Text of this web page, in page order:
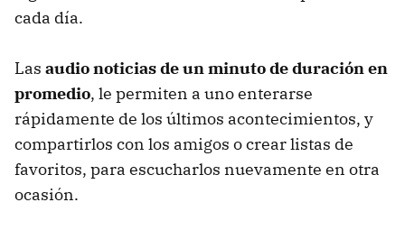
cada día.
Las audio noticias de un minuto de duración en
promedio, le permiten a uno enterarse
rápidamente de los últimos acontecimientos, y
compartirlos con los amigos o crear listas de
favoritos, para escucharlos nuevamente en otra
ocasión.